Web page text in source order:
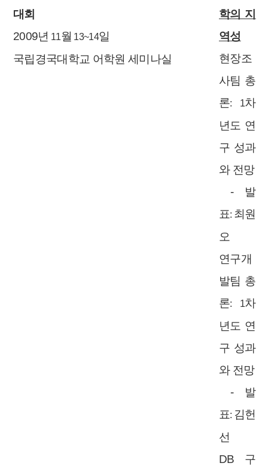
대회
2009년 11월 13~14일
국립경국대학교 어학원 세미나실
학의 지
역성
현장조
사팀 총
론: 1차
년도 연
구 성과
와 전망
- 발
표: 최원
오
연구개
발팀 총
론: 1차
년도 연
구 성과
와 전망
- 발
표: 김헌
선
DB 구